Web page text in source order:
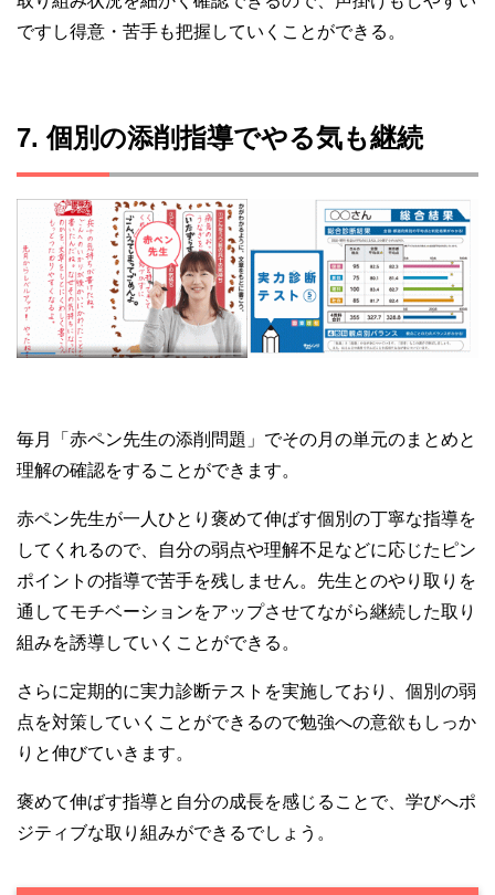
ですし得意・苦手も把握していくことができる。
7. 個別の添削指導でやる気も継続
毎月「赤ペン先生の添削問題」でその月の単元のまとめと
理解の確認をすることができます。
赤ペン先生が一人ひとり褒めて伸ばす個別の丁寧な指導を
してくれるので、自分の弱点や理解不足などに応じたピン
ポイントの指導で苦手を残しません。先生とのやり取りを
通してモチベーションをアップさせてながら継続した取り
組みを誘導していくことができる。
さらに定期的に実力診断テストを実施しており、個別の弱
点を対策していくことができるので勉強への意欲もしっか
りと伸びていきます。
褒めて伸ばす指導と自分の成長を感じることで、学びへポ
ジティブな取り組みができるでしょう。